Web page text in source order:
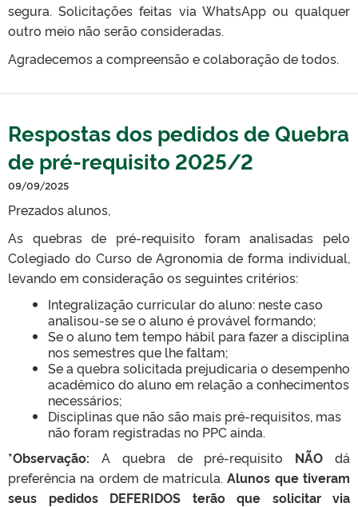
segura. Solicitações feitas via WhatsApp ou qualquer
outro meio não serão consideradas.
Agradecemos a compreensão e colaboração de todos.
Respostas dos pedidos de Quebra
de pré-requisito 2025/2
09/09/2025
Prezados alunos,
As quebras de pré-requisito foram analisadas pelo
Colegiado do Curso de Agronomia de forma individual,
levando em consideração os seguintes critérios:
Integralização curricular do aluno: neste caso
analisou-se se o aluno é provável formando;
Se o aluno tem tempo hábil para fazer a disciplina
nos semestres que lhe faltam;
Se a quebra solicitada prejudicaria o desempenho
acadêmico do aluno em relação a conhecimentos
necessários;
Disciplinas que não são mais pré-requisitos, mas
não foram registradas no PPC ainda.
*Observação: A quebra de pré-requisito NÃO dá
preferência na ordem de matrícula.Alunos que tiveram
seus pedidos DEFERIDOS terão que solicitar via